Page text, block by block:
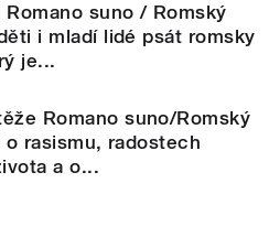
suno / Romský
i mladí lidé psát romsky
je...
Romano suno/Romský
rasismu, radostech
a o...